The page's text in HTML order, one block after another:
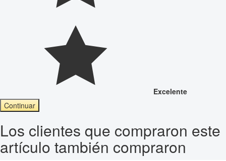
Excelente
Continuar
Los clientes que compraron este
artículo también compraron